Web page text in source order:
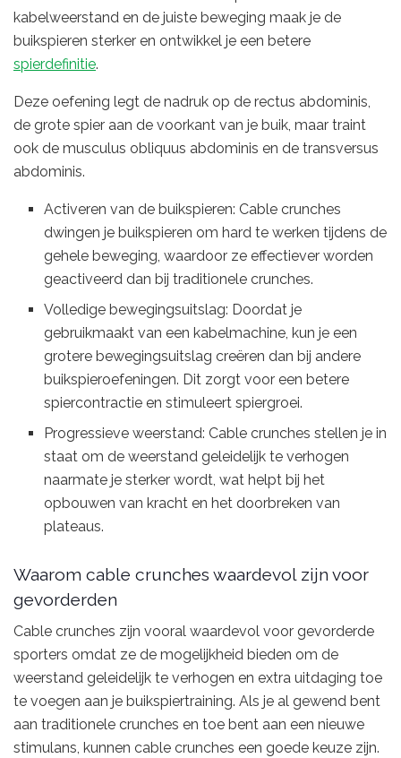
kabelweerstand en de juiste beweging maak je de
buikspieren sterker en ontwikkel je een betere
spierdefinitie.
Deze oefening legt de nadruk op de rectus abdominis,
de grote spier aan de voorkant van je buik, maar traint
ook de musculus obliquus abdominis en de transversus
abdominis.
Activeren van de buikspieren: Cable crunches
dwingen je buikspieren om hard te werken tijdens de
gehele beweging, waardoor ze effectiever worden
geactiveerd dan bij traditionele crunches.
Volledige bewegingsuitslag: Doordat je
gebruikmaakt van een kabelmachine, kun je een
grotere bewegingsuitslag creëren dan bij andere
buikspieroefeningen. Dit zorgt voor een betere
spiercontractie en stimuleert spiergroei.
Progressieve weerstand: Cable crunches stellen je in
staat om de weerstand geleidelijk te verhogen
naarmate je sterker wordt, wat helpt bij het
opbouwen van kracht en het doorbreken van
plateaus.
Waarom cable crunches waardevol zijn voor
gevorderden
Cable crunches zijn vooral waardevol voor gevorderde
sporters omdat ze de mogelijkheid bieden om de
weerstand geleidelijk te verhogen en extra uitdaging toe
te voegen aan je buikspiertraining. Als je al gewend bent
aan traditionele crunches en toe bent aan een nieuwe
stimulans, kunnen cable crunches een goede keuze zijn.